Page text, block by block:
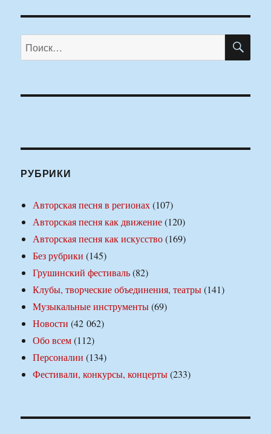
Искать:
РУБРИКИ
Авторская песня в регионах(107)
Авторская песня как движение(120)
Авторская песня как искусство(169)
Без рубрики (145)
Грушинский фестиваль(82)
Клубы, творческие объединения, театры(141)
Музыкальные инструменты(69)
Новости (42 062)
Обо всем(112)
Персоналии (134)
Фестивали, конкурсы, концерты(233)